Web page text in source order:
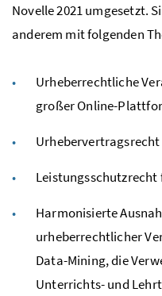
Novelle 2021 umgesetzt.
anderem mit folgenden
Urheberrechtliche
großer Online-
Urhebervertragsrecht
Leistungsschutzrecht
Harmonisierte
urheberrechtlicher
Data-Mining, die
Unterrichts- und